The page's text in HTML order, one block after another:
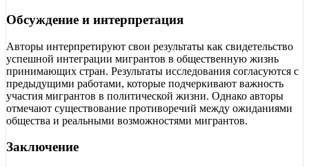
Обсуждение и интерпретация
Авторы интерпретируют свои результаты как свидетельство
успешной интеграции мигрантов в общественную жизнь
принимающих стран. Результаты исследования согласуются с
предыдущими работами, которые подчеркивают важность
участия мигрантов в политической жизни. Однако авторы
отмечают существование противоречий между ожиданиями
общества и реальными возможностями мигрантов.
Заключение